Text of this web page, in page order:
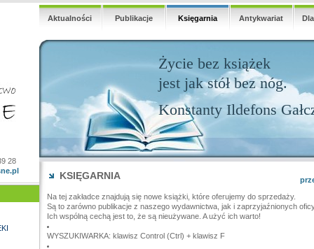
28
Aktualności Publikacje Księgarnia Antykwariat
Życie bez książek
jest jak stół bez nóg.
Konstanty Ildefons
KSIĘGARNIA
Na tej zakładce znajdują się nowe książki, które oferujemy do sprzedaży.
Są to zarówno publikacje z naszego wydawnictwa, jak i zaprzyjaźnionych
Ich wspólną cechą jest to, że są nieużywane. A użyć ich warto!
WYSZUKIWARKA: klawisz Control (Ctrl) + klawisz F